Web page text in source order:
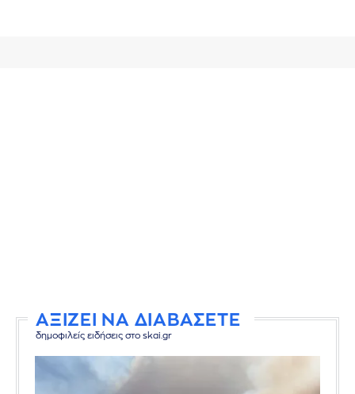
ΑΞΙΖΕΙ ΝΑ ΔΙΑΒΑΣΕΤΕ
δημοφιλείς ειδήσεις στο skai.gr